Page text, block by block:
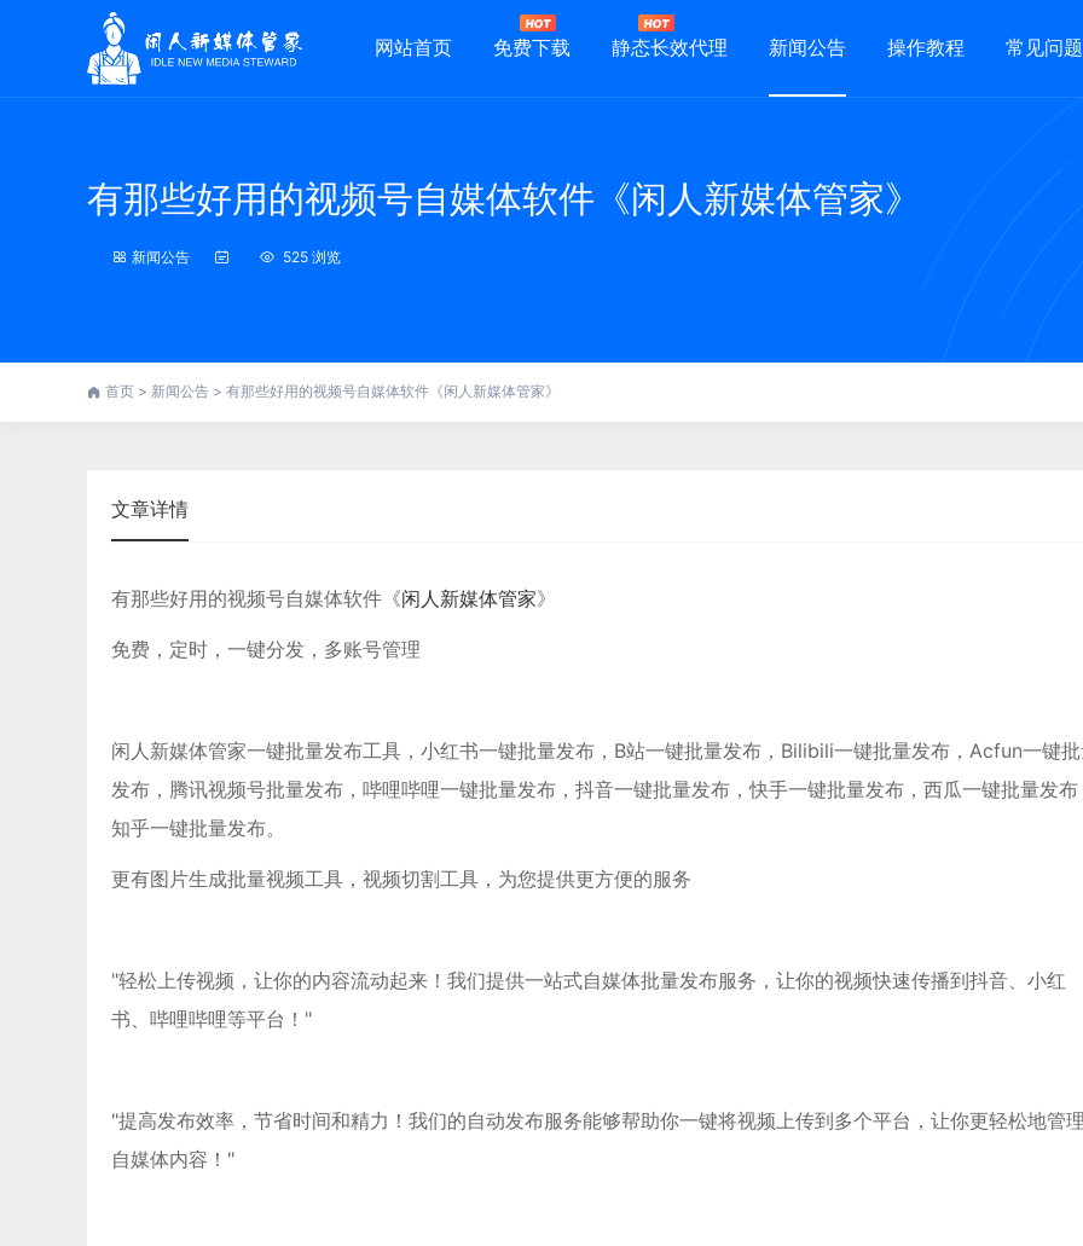
网站首页 免费下载 静态长效代理 新闻公告 操作教程 常见问题
有那些好用的视频号自媒体软件《闲人新媒体管家》
新闻公告 525 浏览
首页 > 新闻公告 > 有那些好用的视频号自媒体软件《闲人新媒体管家》
文章详情
有那些好用的视频号自媒体软件《闲人新媒体管家》
免费，定时，一键分发，多账号管理
闲人新媒体管家一键批量发布工具，小红书一键批量发布，B站一键批量发布，Bilibili一键批量发布，Acfun一键
发布，腾讯视频号批量发布，哔哩哔哩一键批量发布，抖音一键批量发布，快手一键批量发布，西瓜一键批量发布
知乎一键批量发布。
更有图片生成批量视频工具，视频切割工具，为您提供更方便的服务
"轻松上传视频，让你的内容流动起来！我们提供一站式自媒体批量发布服务，让你的视频快速传播到抖音、小红
书、哔哩哔哩等平台！"
"提高发布效率，节省时间和精力！我们的自动发布服务能够帮助你一键将视频上传到多个平台，让你更轻松地管
自媒体内容！"